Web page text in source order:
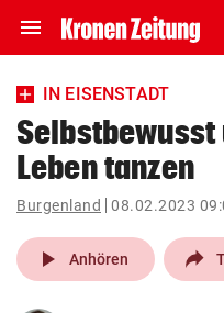
menu Navigation
ein-/ausklappen
account_circle Anmelden
pin_drop
Wien
IN EISENSTADT
Selbstbewusst
Leben tanzen
Burgenland 08.02.2023
play_arrow Anhören